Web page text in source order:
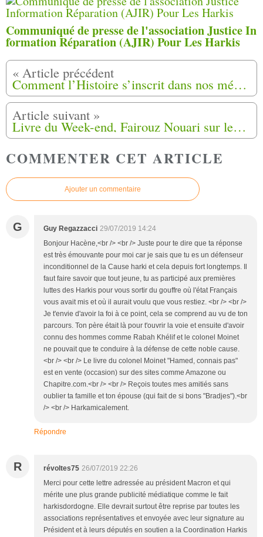
Communiqué de presse de l'association Justice In
formation Réparation (AJIR) Pour Les Harkis
Comment l’Histoire s’inscrit dans nos mémoires
Livre du Week-end, Fairouz Nouari sur les traces de sa grand-mère Nedjma «Exilés d'une autre France, La saveur d'un fruit amer»
COMMENTER CET ARTICLE
Ajouter un commentaire
G Guy Regazzacci 29/07/2019 14:24
Bonjour Hacène,<br /> <br /> Juste pour te dire que ta réponse
est très émouvante pour moi car je sais que tu es un défenseur
inconditionnel de la Cause harki et cela depuis fort longtemps. Il
faut faire savoir que tout jeune, tu as participé aux premières
luttes des Harkis pour vous sortir du gouffre où l'état Français
vous avait mis et où il aurait voulu que vous restiez. <br /> <br />
Je t'envie d'avoir la foi à ce point, cela se comprend au vu de ton
parcours. Ton père était là pour t'ouvrir la voie et ensuite d'avoir
connu des hommes comme Rabah Khélif et le colonel Moinet
ne pouvait que te conduire à la défense de cette noble cause.
<br /> <br /> Le livre du colonel Moinet "Hamed, connais pas"
est en vente (occasion) sur des sites comme Amazone ou
Chapitre.com.<br /> <br /> Reçois toutes mes amitiés sans
oublier ta famille et ton épouse (qui fait de si bons "Bradjes").<br
/> <br /> Harkamicalement.
Répondre
R révoltes75 26/07/2019 22:26
Merci pour cette lettre adressée au président Macron et qui
mérite une plus grande publicité médiatique comme le fait
harkisdordogne. Elle devrait surtout être reprise par toutes les
associations représentatives et envoyée avec leur signature au
Président et à leurs députés en soutien a la Coordination Harkis